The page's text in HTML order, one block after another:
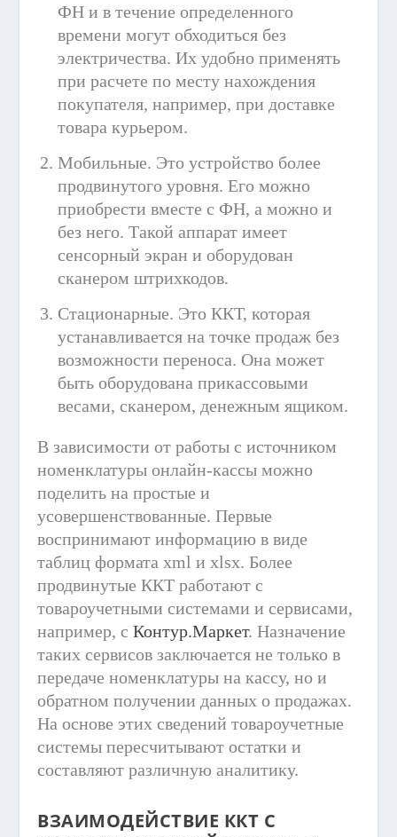
ФН и в течение определенного
времени могут обходиться без
электричества. Их удобно применять
при расчете по месту нахождения
покупателя, например, при доставке
товара курьером.
Мобильные. Это устройство более
продвинутого уровня. Его можно
приобрести вместе с ФН, а можно и
без него. Такой аппарат имеет
сенсорный экран и оборудован
сканером штрихкодов.
Стационарные. Это ККТ, которая
устанавливается на точке продаж без
возможности переноса. Она может
быть оборудована прикассовыми
весами, сканером, денежным ящиком.
В зависимости от работы с источником
номенклатуры онлайн-кассы можно
поделить на простые и
усовершенствованные. Первые
воспринимают информацию в виде
таблиц формата xml и xlsx. Более
продвинутые ККТ работают с
товароучетными системами и сервисами,
например, сКонтур.Маркет. Назначение
таких сервисов заключается не только в
передаче номенклатуры на кассу, но и
обратном получении данных о продажах.
На основе этих сведений товароучетные
системы пересчитывают остатки и
составляют различную аналитику.
ВЗАИМОДЕЙСТВИЕ ККТ С